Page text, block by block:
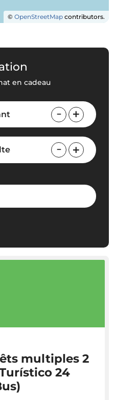
© OpenStreetMap contributors.
en cadeau
multiples 2
24